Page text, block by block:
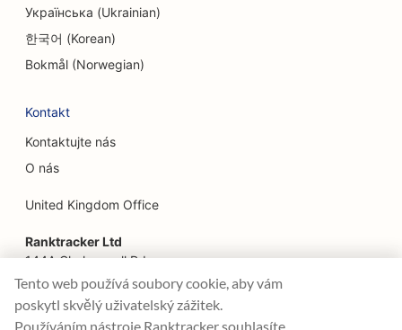
SEO pro rodinné restaurace
SEO pro finanční plánovače
SEO pro květinářství
SEO pro restaurace Fine Dining
SEO pro potravinářské dvory
SEO pro francouzské cukrárny
SEO pro Food Trucks
SEO pro prodejny nábytku
Українська (Ukrainian)
한국어 (Korean)
Bokmål (Norwegian)
Kontakt
Kontaktujte nás
O nás
United Kingdom Office
Ranktracker Ltd
144A Clerkenwell Rd
London, EC1R 5DF
Company No: 08820809
felix@ranktracker.com
Tento web používá soubory cookie, aby vám
poskytl skvělý uživatelský zážitek.
Používáním nástroje Ranktracker souhlasíte